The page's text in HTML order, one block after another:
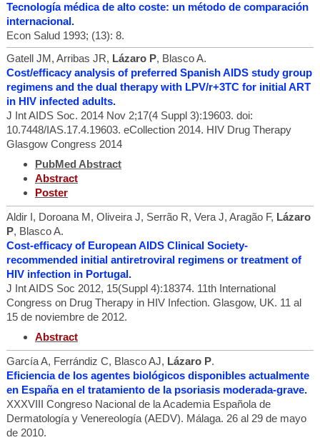
Tecnología médica de alto coste: un método de comparación
internacional.
Econ Salud 1993; (13): 8.
Gatell JM, Arribas JR, Lázaro P, Blasco A.
Cost/efficacy analysis of preferred Spanish AIDS study group
regimens and the dual therapy with LPV/r+3TC for initial ART
in HIV infected adults.
J Int AIDS Soc. 2014 Nov 2;17(4 Suppl 3):19603. doi:
10.7448/IAS.17.4.19603. eCollection 2014. HIV Drug Therapy
Glasgow Congress 2014
PubMed Abstract
Abstract
Poster
Aldir I, Doroana M, Oliveira J, Serrão R, Vera J, Aragão F, Lázaro
P, Blasco A.
Cost-efficacy of European AIDS Clinical Society-
recommended initial antiretroviral regimens or treatment of
HIV infection in Portugal.
J Int AIDS Soc 2012, 15(Suppl 4):18374. 11th International
Congress on Drug Therapy in HIV Infection. Glasgow, UK. 11 al
15 de noviembre de 2012.
Abstract
García A, Ferrándiz C, Blasco AJ, Lázaro P.
Eficiencia de los agentes biológicos disponibles actualmente
en España en el tratamiento de la psoriasis moderada-grave.
XXXVIII Congreso Nacional de la Academia Española de
Dermatología y Venereología (AEDV). Málaga. 26 al 29 de mayo
de 2010.